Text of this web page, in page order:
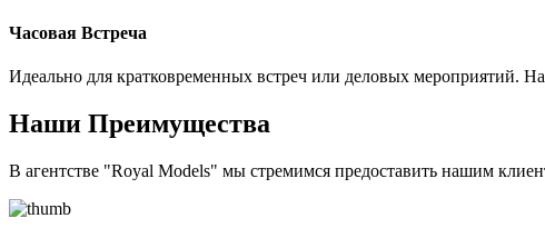
Часовая Встреча
Идеально для кратковременных встреч или деловых мероприятий.
Наши Преимущества
В агентстве "Royal Models" мы стремимся предоставить нашим